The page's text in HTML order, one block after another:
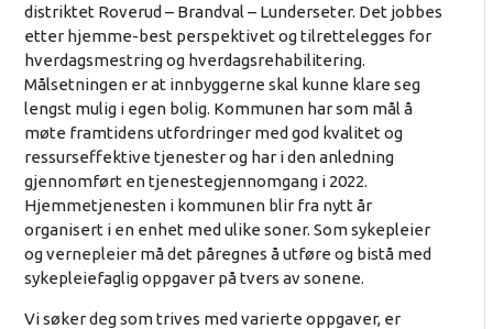
distriktet Roverud – Brandval – Lunderseter. Det jobbes
etter hjemme-best perspektivet og tilrettelegges for
hverdagsmestring og hverdagsrehabilitering.
Målsetningen er at innbyggerne skal kunne klare seg
lengst mulig i egen bolig. Kommunen har som mål å
møte framtidens utfordringer med god kvalitet og
ressurseffektive tjenester og har i den anledning
gjennomført en tjenestegjennomgang i 2022.
Hjemmetjenesten i kommunen blir fra nytt år
organisert i en enhet med ulike soner. Som sykepleier
og vernepleier må det påregnes å utføre og bistå med
sykepleiefaglig oppgaver på tvers av sonene.
Vi søker deg som trives med varierte oppgaver, er